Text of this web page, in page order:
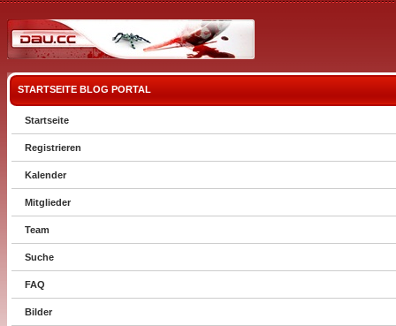
STARTSEITE BLOG PORTAL
Startseite
Registrieren
Kalender
Mitglieder
Team
Suche
FAQ
Bilder